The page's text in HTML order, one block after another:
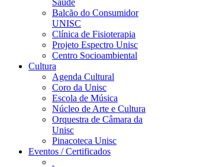
Saúde
Balcão do Consumidor
UNISC
Clínica de Fisioterapia
Projeto Espectro Unisc
Centro Socioambiental
Cultura
Agenda Cultural
Coro da Unisc
Escola de Música
Núcleo de Arte e Cultura
Orquestra de Câmara da
Unisc
Pinacoteca Unisc
Eventos / Certificados